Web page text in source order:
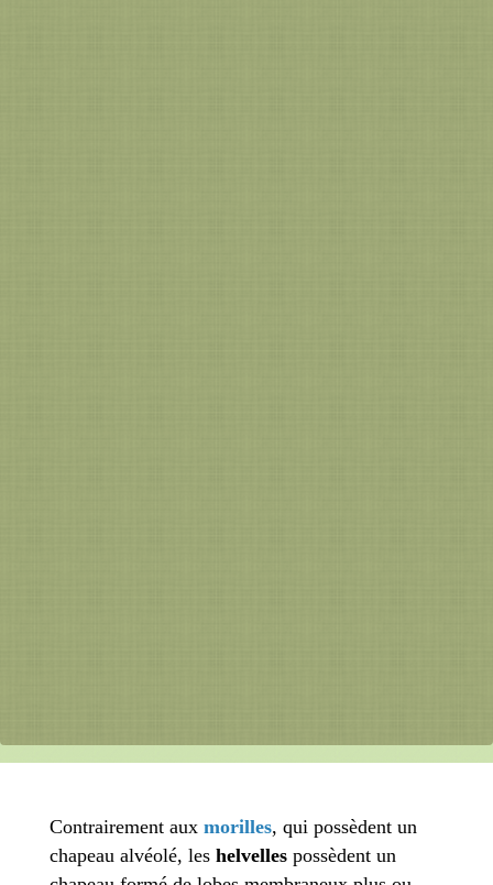
Contrairement aux morilles, qui possèdent un
chapeau alvéolé, les helvelles possèdent un